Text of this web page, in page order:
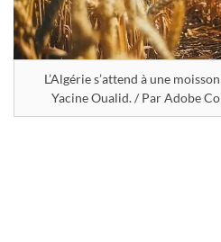
L’Algérie s’attend à une
Yacine Oualid. / Par Adobe